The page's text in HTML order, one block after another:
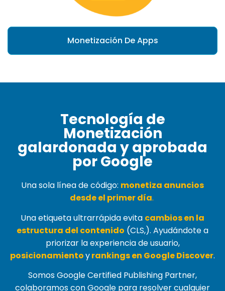
Monetización De Apps
Tecnología de
Monetización
galardonada y aprobada
por Google
Una sola línea de código: monetiza anuncios
desde el primer día.
Una etiqueta ultrarrápida evita cambios en la
estructura del contenido (CLS,). Ayudándote a
priorizar la experiencia de usuario,
posicionamientoyrankings en Google Discover.
Somos Google Certified Publishing Partner,
colaboramos con Google para resolver cualquier